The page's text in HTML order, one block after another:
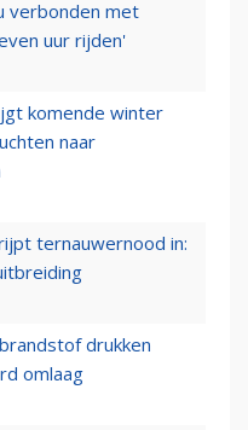
verbonden met
uur rijden'
komende winter
naar
ternauwernood in:
drukken
omlaag